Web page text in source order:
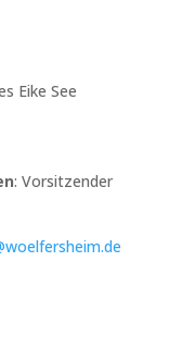
Eike See
: Vorsitzender